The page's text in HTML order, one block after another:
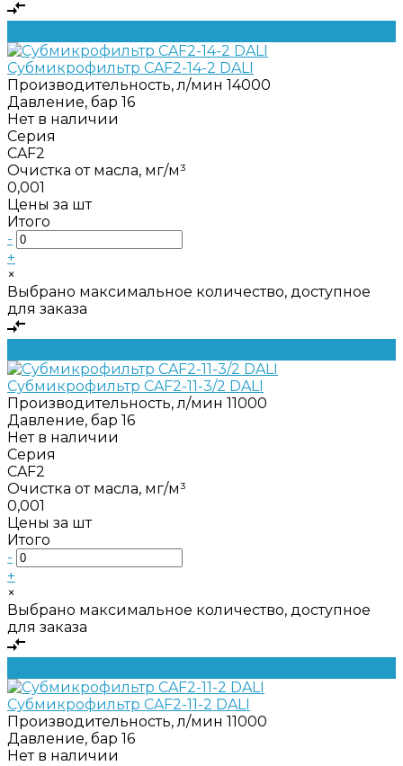
Субмикрофильтр CAF2-14-2 DALI
Производительность, л/мин 14000
Давление, бар 16
Нет в наличии
Серия
CAF2
Очистка от масла, мг/м³
0,001
Цены за шт
Итого
-
+
×
Выбрано максимальное количество, доступное
для заказа
Субмикрофильтр CAF2-11-3/2 DALI
Производительность, л/мин 11000
Давление, бар 16
Нет в наличии
Серия
CAF2
Очистка от масла, мг/м³
0,001
Цены за шт
Итого
-
+
×
Выбрано максимальное количество, доступное
для заказа
Субмикрофильтр CAF2-11-2 DALI
Производительность, л/мин 11000
Давление, бар 16
Нет в наличии